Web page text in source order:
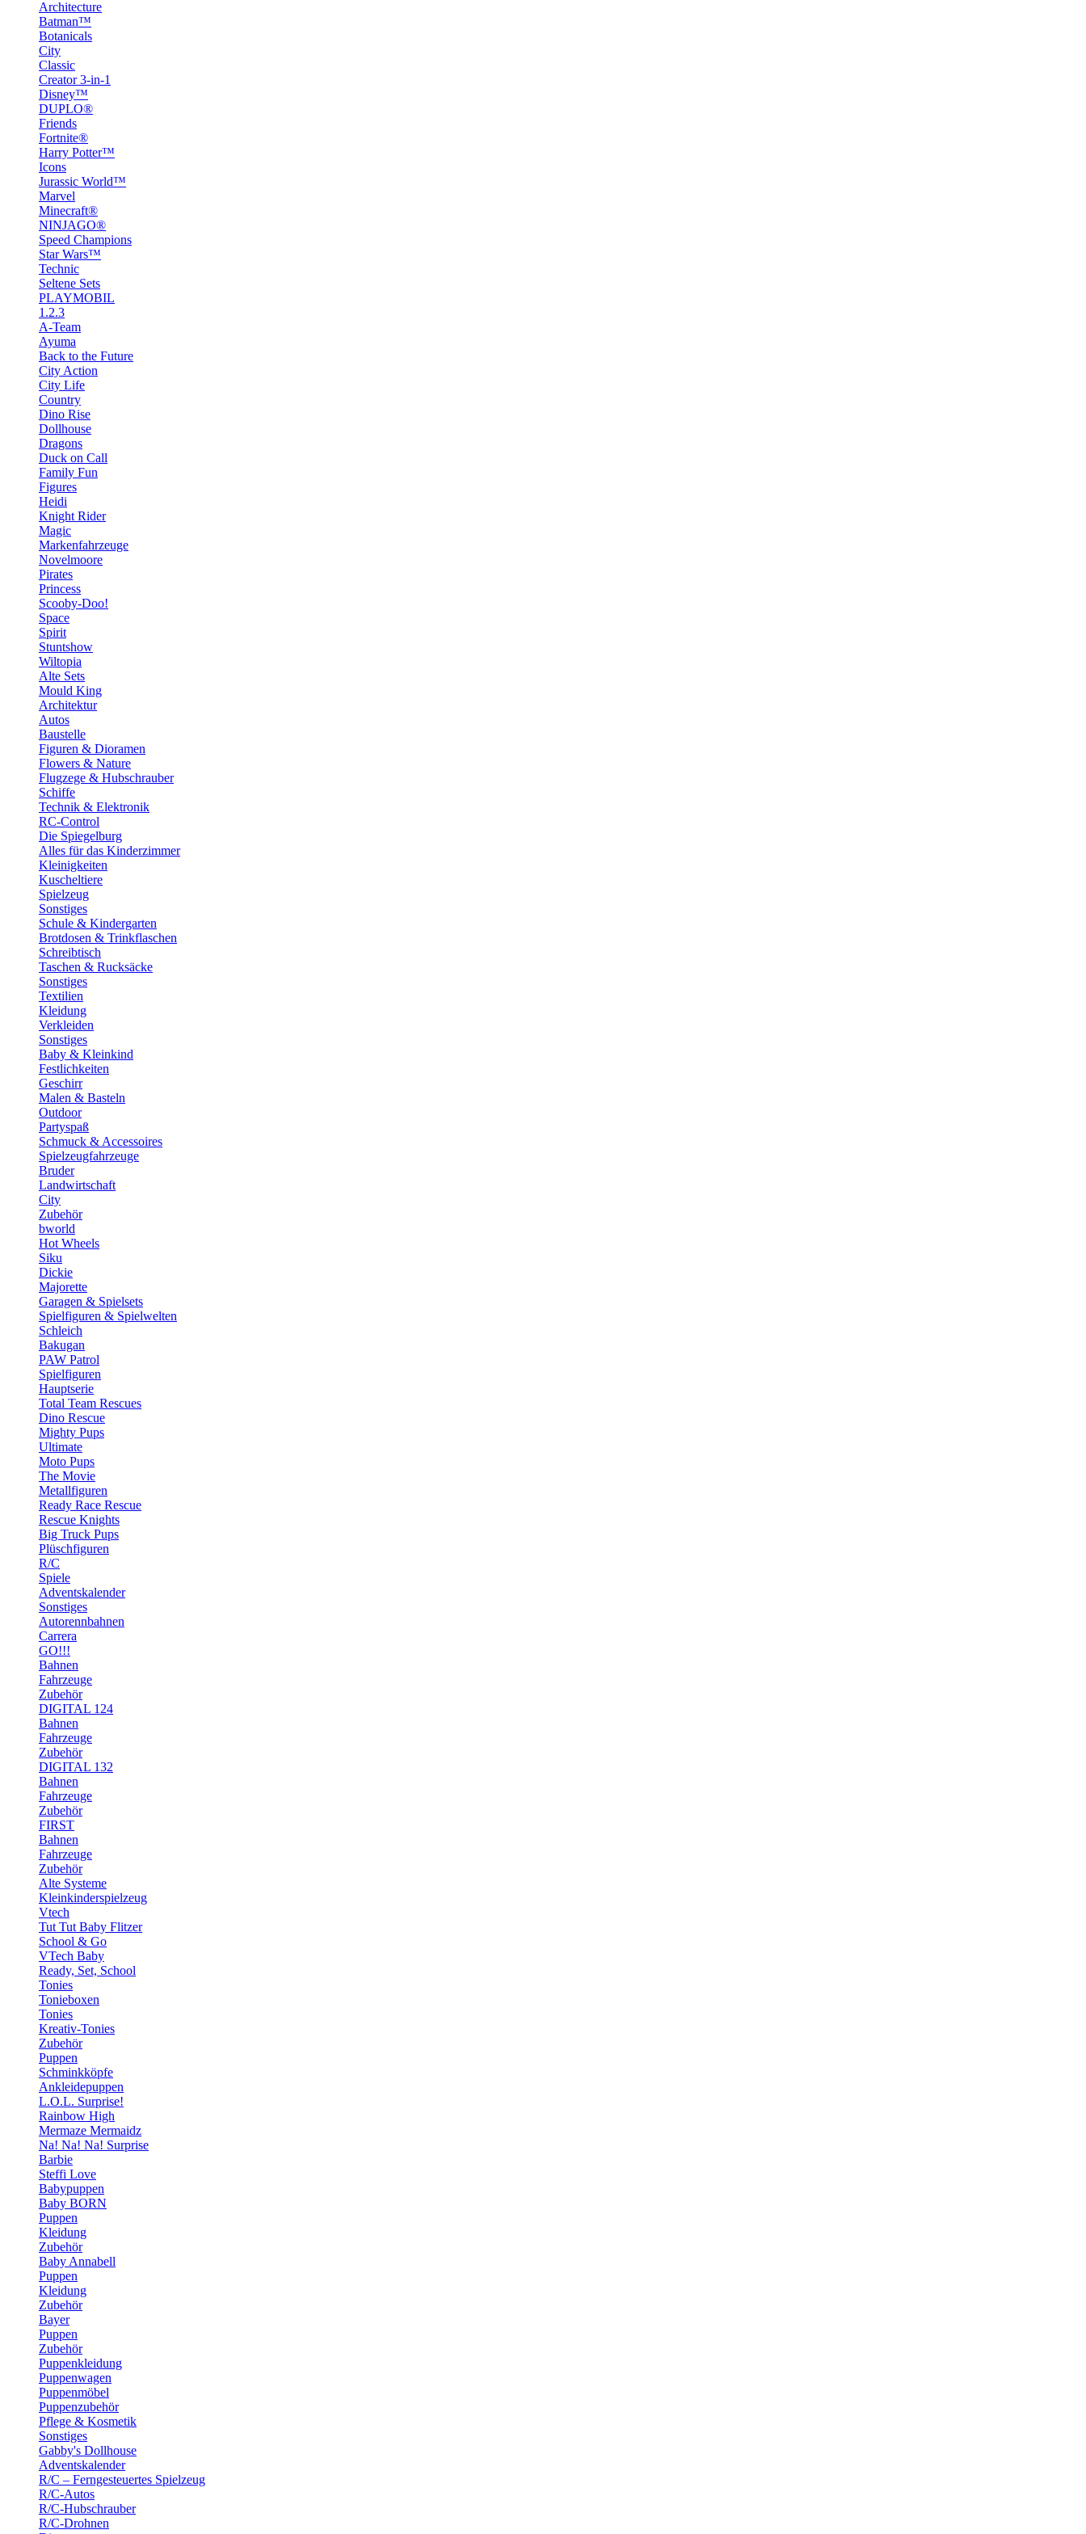
Architecture
Batman™
Botanicals
City
Classic
Creator 3-in-1
Disney™
DUPLO®
Friends
Fortnite®
Harry Potter™
Icons
Jurassic World™
Marvel
Minecraft®
NINJAGO®
Speed Champions
Star Wars™
Technic
Seltene Sets
PLAYMOBIL
1.2.3
A-Team
Ayuma
Back to the Future
City Action
City Life
Country
Dino Rise
Dollhouse
Dragons
Duck on Call
Family Fun
Figures
Heidi
Knight Rider
Magic
Markenfahrzeuge
Novelmoore
Pirates
Princess
Scooby-Doo!
Space
Spirit
Stuntshow
Wiltopia
Alte Sets
Mould King
Architektur
Autos
Baustelle
Figuren & Dioramen
Flowers & Nature
Flugzege & Hubschrauber
Schiffe
Technik & Elektronik
RC-Control
Die Spiegelburg
Alles für das Kinderzimmer
Kleinigkeiten
Kuscheltiere
Spielzeug
Sonstiges
Schule & Kindergarten
Brotdosen & Trinkflaschen
Schreibtisch
Taschen & Rucksäcke
Sonstiges
Textilien
Kleidung
Verkleiden
Sonstiges
Baby & Kleinkind
Festlichkeiten
Geschirr
Malen & Basteln
Outdoor
Partyspaß
Schmuck & Accessoires
Spielzeugfahrzeuge
Bruder
Landwirtschaft
City
Zubehör
bworld
Hot Wheels
Siku
Dickie
Majorette
Garagen & Spielsets
Spielfiguren & Spielwelten
Schleich
Bakugan
PAW Patrol
Spielfiguren
Hauptserie
Total Team Rescues
Dino Rescue
Mighty Pups
Ultimate
Moto Pups
The Movie
Metallfiguren
Ready Race Rescue
Rescue Knights
Big Truck Pups
Plüschfiguren
R/C
Spiele
Adventskalender
Sonstiges
Autorennbahnen
Carrera
GO!!!
Bahnen
Fahrzeuge
Zubehör
DIGITAL 124
Bahnen
Fahrzeuge
Zubehör
DIGITAL 132
Bahnen
Fahrzeuge
Zubehör
FIRST
Bahnen
Fahrzeuge
Zubehör
Alte Systeme
Kleinkinderspielzeug
Vtech
Tut Tut Baby Flitzer
School & Go
VTech Baby
Ready, Set, School
Tonies
Tonieboxen
Tonies
Kreativ-Tonies
Zubehör
Puppen
Schminkköpfe
Ankleidepuppen
L.O.L. Surprise!
Rainbow High
Mermaze Mermaidz
Na! Na! Na! Surprise
Barbie
Steffi Love
Babypuppen
Baby BORN
Puppen
Kleidung
Zubehör
Baby Annabell
Puppen
Kleidung
Zubehör
Bayer
Puppen
Zubehör
Puppenkleidung
Puppenwagen
Puppenmöbel
Puppenzubehör
Pflege & Kosmetik
Sonstiges
Gabby's Dollhouse
Adventskalender
R/C – Ferngesteuertes Spielzeug
R/C-Autos
R/C-Hubschrauber
R/C-Drohnen